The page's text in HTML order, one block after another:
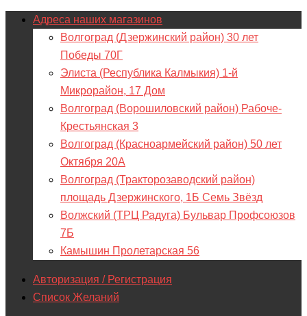
Адреса наших магазинов
Волгоград (Дзержинский район) 30 лет
Победы 70Г
Элиста (Республика Калмыкия) 1-й
Микрорайон, 17 Дом
Волгоград (Ворошиловский район) Рабоче-
Крестьянская 3
Волгоград (Красноармейский район) 50 лет
Октября 20А
Волгоград (Тракторозаводский район)
площадь Дзержинского, 1Б Семь Звёзд
Волжский (ТРЦ Радуга) Бульвар Профсоюзов
7Б
Камышин Пролетарская 56
Авторизация / Регистрация
Список Желаний